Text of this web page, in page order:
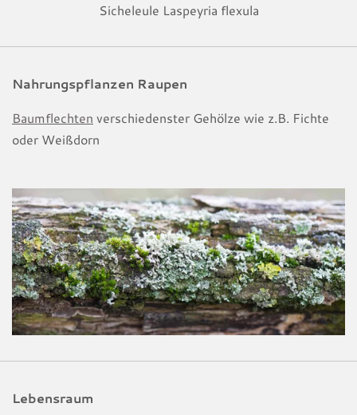
Sicheleule Laspeyria flexula
Nahrungspflanzen Raupen
Baumflechten verschiedenster Gehölze wie z.B. Fichte
oder Weißdorn
Lebensraum